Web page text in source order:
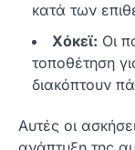
κατά των
Χόκεϊ: Οι
τοποθέτηση
διακόπτουν
Αυτές οι